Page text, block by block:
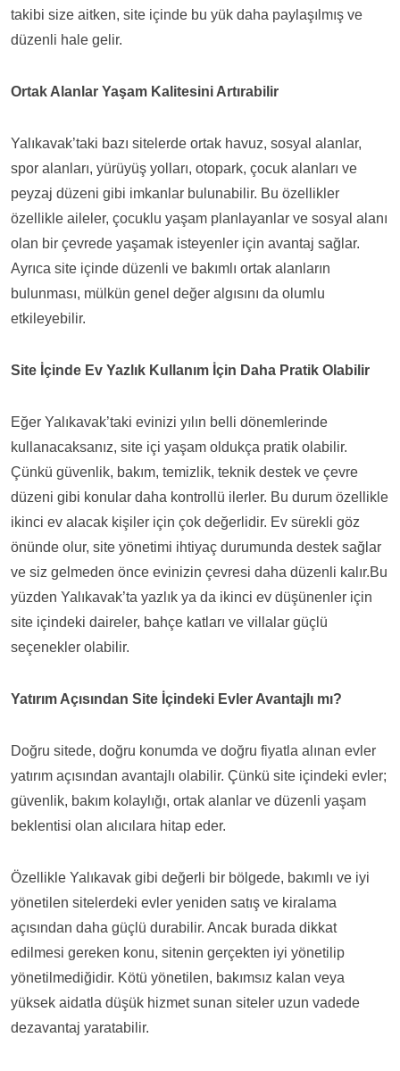
takibi size aitken, site içinde bu yük daha paylaşılmış ve
düzenli hale gelir.
Ortak Alanlar Yaşam Kalitesini Artırabilir
Yalıkavak’taki bazı sitelerde ortak havuz, sosyal alanlar,
spor alanları, yürüyüş yolları, otopark, çocuk alanları ve
peyzaj düzeni gibi imkanlar bulunabilir. Bu özellikler
özellikle aileler, çocuklu yaşam planlayanlar ve sosyal alanı
olan bir çevrede yaşamak isteyenler için avantaj sağlar.
Ayrıca site içinde düzenli ve bakımlı ortak alanların
bulunması, mülkün genel değer algısını da olumlu
etkileyebilir.
Site İçinde Ev Yazlık Kullanım İçin Daha Pratik Olabilir
Eğer Yalıkavak’taki evinizi yılın belli dönemlerinde
kullanacaksanız, site içi yaşam oldukça pratik olabilir.
Çünkü güvenlik, bakım, temizlik, teknik destek ve çevre
düzeni gibi konular daha kontrollü ilerler. Bu durum özellikle
ikinci ev alacak kişiler için çok değerlidir. Ev sürekli göz
önünde olur, site yönetimi ihtiyaç durumunda destek sağlar
ve siz gelmeden önce evinizin çevresi daha düzenli kalır.Bu
yüzden Yalıkavak’ta yazlık ya da ikinci ev düşünenler için
site içindeki daireler, bahçe katları ve villalar güçlü
seçenekler olabilir.
Yatırım Açısından Site İçindeki Evler Avantajlı mı?
Doğru sitede, doğru konumda ve doğru fiyatla alınan evler
yatırım açısından avantajlı olabilir. Çünkü site içindeki evler;
güvenlik, bakım kolaylığı, ortak alanlar ve düzenli yaşam
beklentisi olan alıcılara hitap eder.
Özellikle Yalıkavak gibi değerli bir bölgede, bakımlı ve iyi
yönetilen sitelerdeki evler yeniden satış ve kiralama
açısından daha güçlü durabilir. Ancak burada dikkat
edilmesi gereken konu, sitenin gerçekten iyi yönetilip
yönetilmediğidir. Kötü yönetilen, bakımsız kalan veya
yüksek aidatla düşük hizmet sunan siteler uzun vadede
dezavantaj yaratabilir.